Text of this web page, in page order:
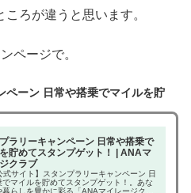
ろが違うと思います。
ページで。
ペーン 日常や搭乗でマイルを貯
ラリーキャンペーン 日常や搭乗で
貯めてスタンプゲット！ | ANAマ
クラブ
式サイト】スタンプラリーキャンペーン 日
でマイルを貯めてスタンプゲット！。あな
暮らしを豊かに彩る「ANAマイレージクラ